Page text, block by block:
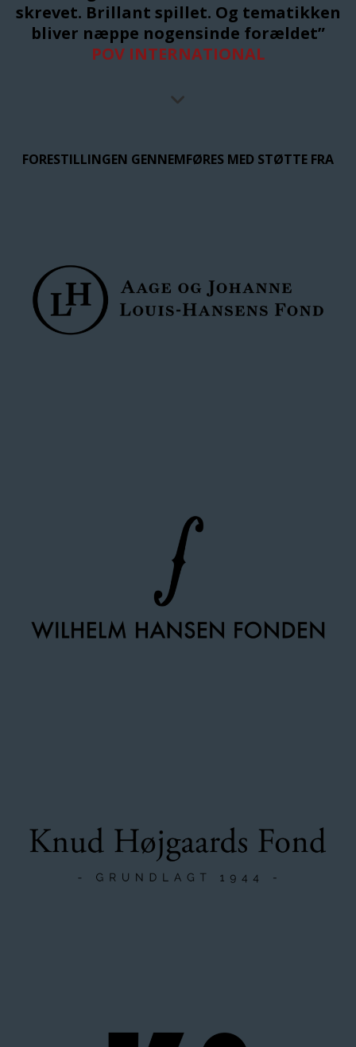
skrevet. Brillant spillet. Og tematikken
bliver næppe nogensinde forældet”
POV INTERNATIONAL
FORESTILLINGEN GENNEMFØRES MED STØTTE FRA